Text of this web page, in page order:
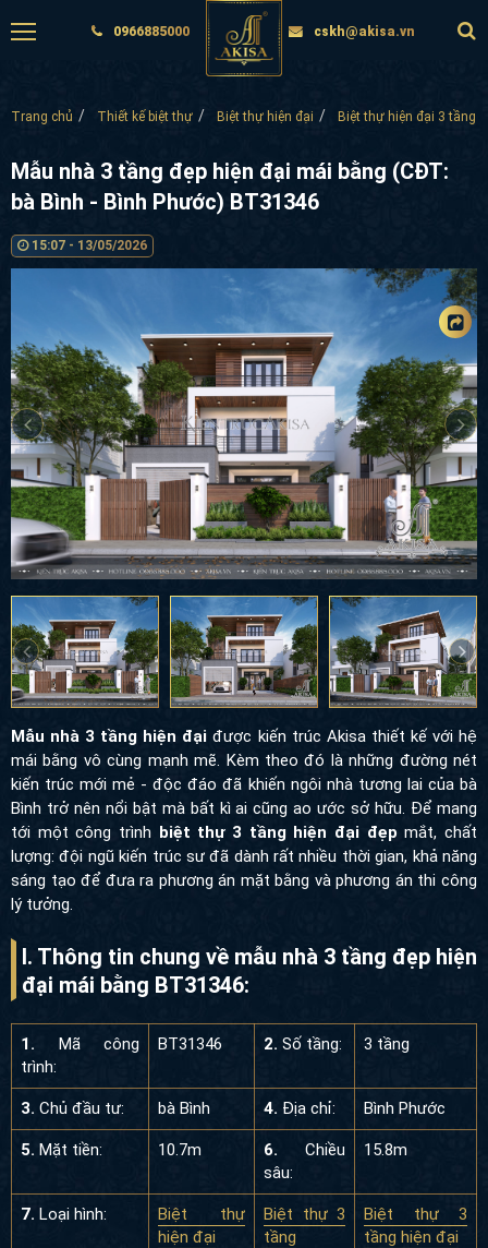
0966885000 cskh@akisa.vn
Trang chủ Thiết kế biệt thự Biệt thự hiện đại Biệt thự hiện đại 3 tầng
Mẫu nhà 3 tầng đẹp hiện đại mái bằng (CĐT:
bà Bình - Bình Phước) BT31346
15:07 - 13/05/2026
Mẫu nhà 3 tầng hiện đại được kiến trúc Akisa thiết kế với hệ
mái bằng vô cùng mạnh mẽ. Kèm theo đó là những đường nét
kiến trúc mới mẻ - độc đáo đã khiến ngôi nhà tương lai của bà
Bình trở nên nổi bật mà bất kì ai cũng ao ước sở hữu. Để mang
tới một công trình biệt thự 3 tầng hiện đại đẹp mắt, chất
lượng: đội ngũ kiến trúc sư đã dành rất nhiều thời gian, khả năng
sáng tạo để đưa ra phương án mặt bằng và phương án thi công
lý tưởng.
I. Thông tin chung về mẫu nhà 3 tầng đẹp hiện
đại mái bằng BT31346:
1. Mã công
trình:
BT31346 2. Số tầng: 3 tầng
3. Chủ đầu tư: bà Bình 4. Địa chỉ: Bình Phước
5. Mặt tiền: 10.7m 6. Chiều
sâu:
15.8m
7. Loại hình:
Biệt thự
hiện đại
Biệt thự 3
tầng
Biệt thự 3
tầng hiện đại